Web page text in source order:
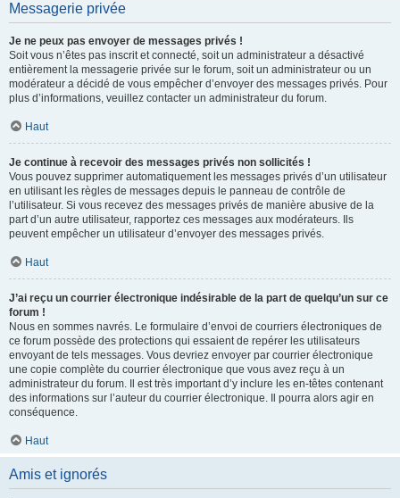
Messagerie privée
Je ne peux pas envoyer de messages privés !
Soit vous n’êtes pas inscrit et connecté, soit un administrateur a désactivé
entièrement la messagerie privée sur le forum, soit un administrateur ou un
modérateur a décidé de vous empêcher d’envoyer des messages privés. Pour
plus d’informations, veuillez contacter un administrateur du forum.
Haut
Je continue à recevoir des messages privés non sollicités !
Vous pouvez supprimer automatiquement les messages privés d’un utilisateur
en utilisant les règles de messages depuis le panneau de contrôle de
l’utilisateur. Si vous recevez des messages privés de manière abusive de la
part d’un autre utilisateur, rapportez ces messages aux modérateurs. Ils
peuvent empêcher un utilisateur d’envoyer des messages privés.
Haut
J’ai reçu un courrier électronique indésirable de la part de quelqu’un sur ce
forum !
Nous en sommes navrés. Le formulaire d’envoi de courriers électroniques de
ce forum possède des protections qui essaient de repérer les utilisateurs
envoyant de tels messages. Vous devriez envoyer par courrier électronique
une copie complète du courrier électronique que vous avez reçu à un
administrateur du forum. Il est très important d’y inclure les en-têtes contenant
des informations sur l’auteur du courrier électronique. Il pourra alors agir en
conséquence.
Haut
Amis et ignorés